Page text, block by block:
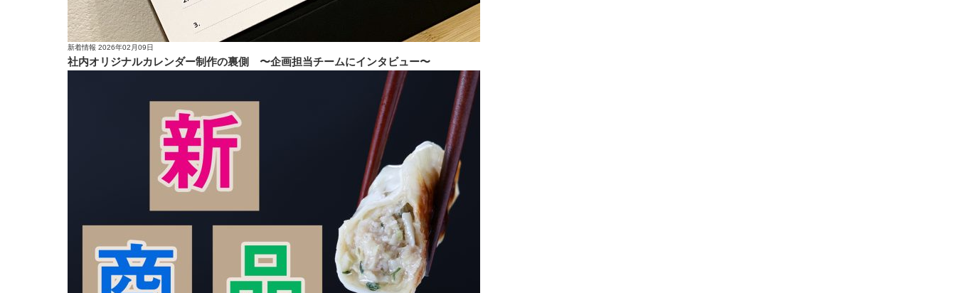
新着情報 2026年02月09日
社内オリジナルカレンダー制作の裏側 〜企画担当チームにインタビュー〜